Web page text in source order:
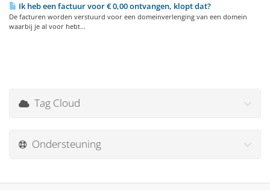
Ik heb een factuur voor € 0,00 ontvangen, klopt dat?
De facturen worden verstuurd voor een domeinverlenging van een domein
waarbij je al voor hebt...
Tag Cloud
Ondersteuning